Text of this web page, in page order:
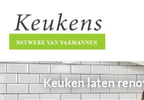
Keuken laten